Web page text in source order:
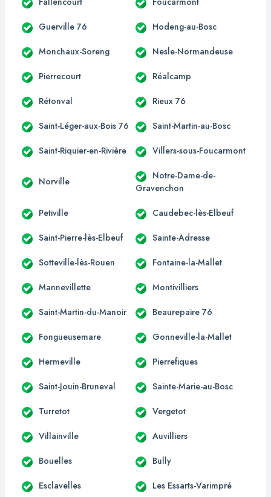
Guerville 76 Hodeng-au-Bosc
Monchaux-Soreng Nesle-Normandeuse
Pierrecourt Réalcamp
Rétonval Rieux 76
Saint-Léger-aux-Bois 76 Saint-Martin-au-Bosc
Saint-Riquier-en-Rivière Villers-sous-Foucarmont
Norville
Notre-Dame-de-
Gravenchon
Petiville Caudebec-lès-Elbeuf
Saint-Pierre-lès-Elbeuf Sainte-Adresse
Sotteville-lès-Rouen Fontaine-la-Mallet
Mannevillette Montivilliers
Saint-Martin-du-Manoir Beaurepaire 76
Fongueusemare Gonneville-la-Mallet
Hermeville Pierrefiques
Saint-Jouin-Bruneval Sainte-Marie-au-Bosc
Turretot Vergetot
Villainville Auvilliers
Bouelles Bully
Esclavelles Les Essarts-Varimpré